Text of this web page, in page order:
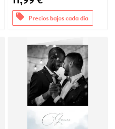
offers Precios bajos cada día